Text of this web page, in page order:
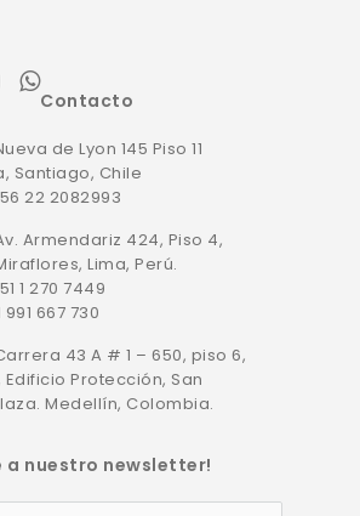
whatsapp
Contacto
de Lyon 145 Piso 11
Santiago, Chile
22 2082993
Armendariz 424, Piso 4,
Lima, Perú.
1 270 7449
667 730
43 A # 1 – 650, piso 6,
Protección, San
Medellín, Colombia.
a nuestro newsletter!